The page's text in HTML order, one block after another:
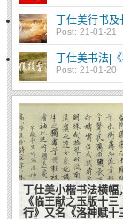
丁仕美行书
Post: 21-01-21
丁仕美书法|
Post: 21-01-20
丁仕美小楷书法横幅
《临王献之玉版十三
行》又名《洛神赋十